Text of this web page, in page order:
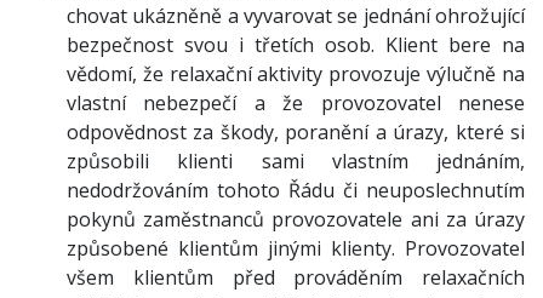
chovat ukázněně a vyvarovat se jednání ohrožující
bezpečnost svou i třetích osob. Klient bere na
vědomí, že relaxační aktivity provozuje výlučně na
vlastní nebezpečí a že provozovatel nenese
odpovědnost za škody, poranění a úrazy, které si
způsobili klienti sami vlastním jednáním,
nedodržováním tohoto Řádu či neuposlechnutím
pokynů zaměstnanců provozovatele ani za úrazy
způsobené klientům jinými klienty. Provozovatel
všem klientům před prováděním relaxačních